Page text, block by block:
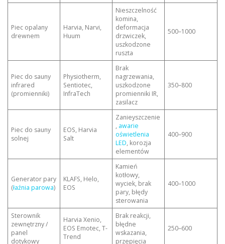
Piec opalany
drewnem
Harvia, Narvi,
Huum
Nieszczelność
komina,
deformacja
drzwiczek,
uszkodzone
ruszta
500–1000
Piec do sauny
infrared
(promienniki)
Physiotherm,
Sentiotec,
InfraTech
Brak
nagrzewania,
uszkodzone
promienniki IR,
zasilacz
350–800
Piec do sauny
solnej
EOS, Harvia
Salt
Zanieyszczenie
, awarie
oświetlenia
LED, korozja
elementów
400–900
Generator pary
(łaźnia parowa)
KLAFS, Helo,
EOS
Kamień
kotłowy,
wyciek, brak
pary, błędy
sterowania
400–1000
Sterownik
zewnętrzny /
panel
dotykowy
Harvia Xenio,
EOS Emotec, T-
Trend
Brak reakcji,
błędne
wskazania,
przepięcia
250–600